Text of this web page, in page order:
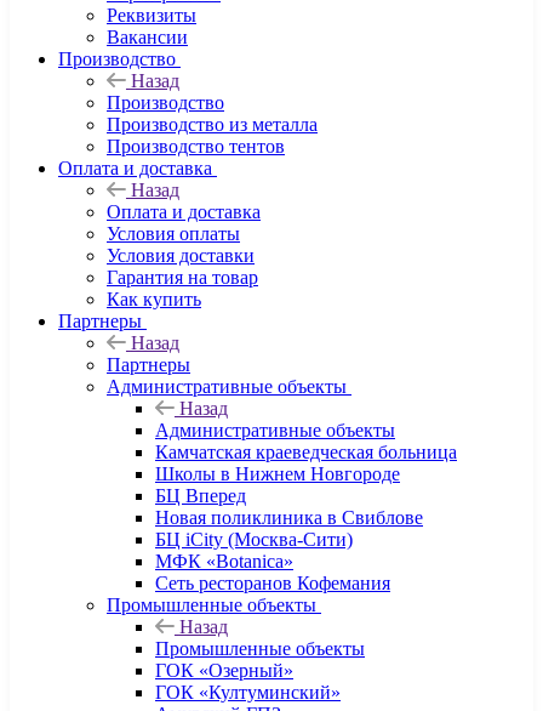
Реквизиты
Вакансии
Производство
Назад
Производство
Производство из металла
Производство тентов
Оплата и доставка
Назад
Оплата и доставка
Условия оплаты
Условия доставки
Гарантия на товар
Как купить
Партнеры
Назад
Партнеры
Административные объекты
Назад
Административные объекты
Камчатская краеведческая больница
Школы в Нижнем Новгороде
БЦ Вперед
Новая поликлиника в Свиблове
БЦ iCity (Москва-Сити)
МФК «Botanica»
Сеть ресторанов Кофемания
Промышленные объекты
Назад
Промышленные объекты
ГОК «Озерный»
ГОК «Култуминский»